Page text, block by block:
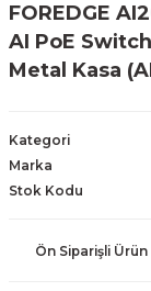
ve Depolama
ve Bağlantı
Kamera Lisansları
Ağ Yönlendiricileri
Fi) ve Access Point
Antivirüs Yazılımları
SSD
Kurtarma
Merkezi Altyapısı
FOREDGE
AI PoE
Metal Kasa
Kategori
Marka
Stok Kodu
Ön Siparişli Ürün